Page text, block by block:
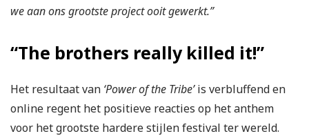
we aan ons grootste project ooit gewerkt.”
“The brothers really killed it!”
Het resultaat van ‘Power of the Tribe’is verbluffend en
online regent het positieve reacties op het anthem
voor het grootste hardere stijlen festival ter wereld.